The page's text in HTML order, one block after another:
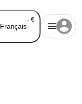
Français
- €